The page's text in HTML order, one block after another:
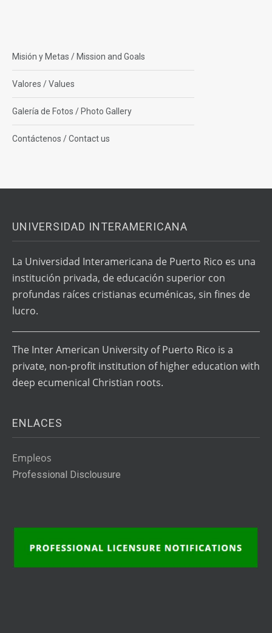
Misión y Metas / Mission and Goals
Valores / Values
Galería de Fotos / Photo Gallery
Contáctenos / Contact us
UNIVERSIDAD INTERAMERICANA
La Universidad Interamericana de Puerto Rico es una
institución privada, de educación superior con
profundas raíces cristianas ecuménicas, sin fines de
lucro.
The Inter American University of Puerto Rico is a
private, non-profit institution of higher education with
deep ecumenical Christian roots.
ENLACES
Empleos
Professional Disclousure